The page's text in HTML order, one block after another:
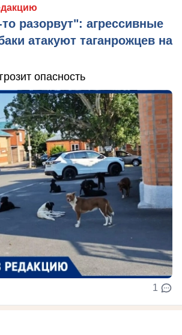
разорвут": агрессивные
атакуют таганрожцев на
опасность
1